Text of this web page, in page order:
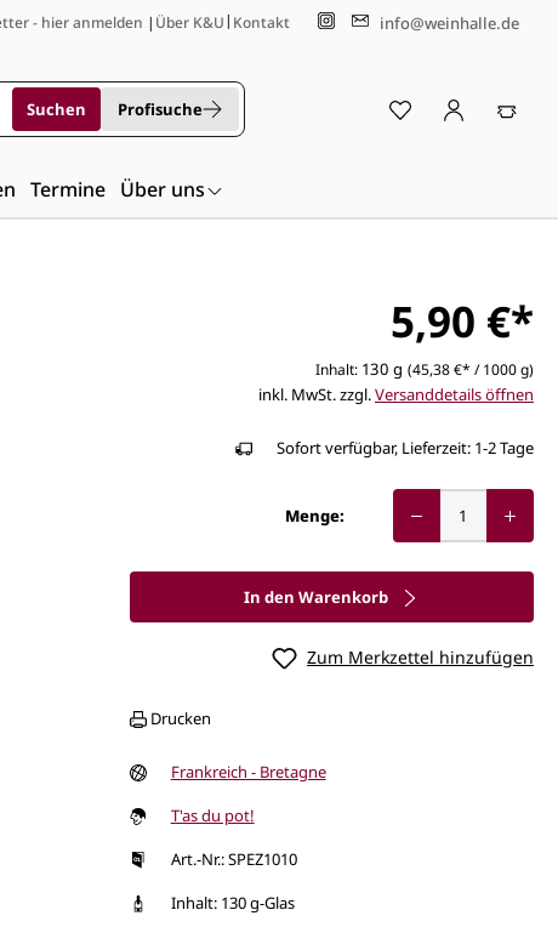
- hier anmelden | Über K&U| Kontakt info@weinhalle.de
Suchen Profisuche
Termine Über uns
5,90 €*
Inhalt: 130 g (45,38 €* / 1000 g)
inkl. MwSt. zzgl.Versanddetails öffnen
Sofort verfügbar, Lieferzeit: 1-2 Tage
Menge:
In den Warenkorb
Zum Merkzettel hinzufügen
Drucken
Frankreich - Bretagne
T'as du pot!
Art.-Nr.: SPEZ1010
Inhalt: 130 g-Glas